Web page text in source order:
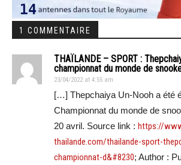
1 COMMENTAIRE
THAÏLANDE – SPORT :
championnat du monde de
23/04/2022 at 4:55 am
[…] Thepchaiya Un-Nooh a été
Championnat du monde de
20 avril. Source link : https://
thailande.com/thailande-sport-
championnat-d&#8230; Author :